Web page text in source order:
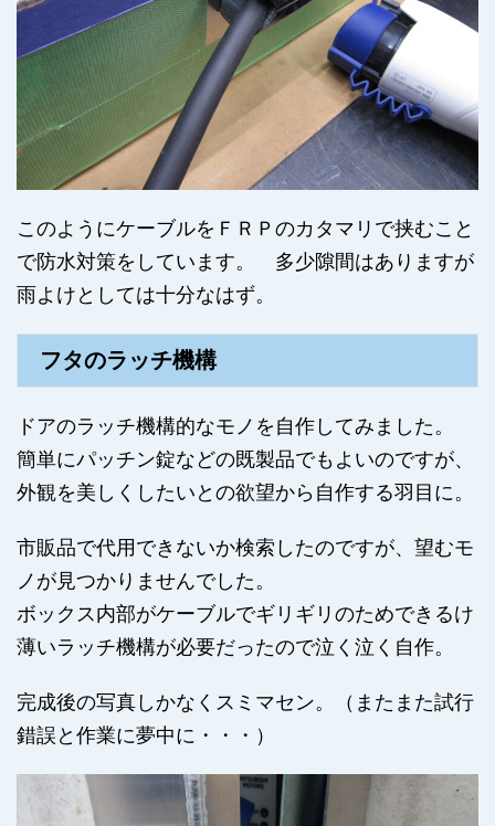
このようにケーブルをＦＲＰのカタマリで挟むこと
で防水対策をしています。 多少隙間はありますが
雨よけとしては十分なはず。
フタのラッチ機構
ドアのラッチ機構的なモノを自作してみました。
簡単にパッチン錠などの既製品でもよいのですが、
外観を美しくしたいとの欲望から自作する羽目に。
市販品で代用できないか検索したのですが、望むモ
ノが見つかりませんでした。
ボックス内部がケーブルでギリギリのためできるけ
薄いラッチ機構が必要だったので泣く泣く自作。
完成後の写真しかなくスミマセン。（またまた試行
錯誤と作業に夢中に・・・）